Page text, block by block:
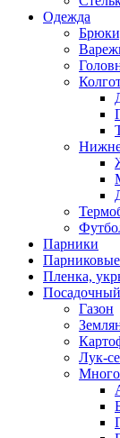
Одежда
Парники
Пленка,
Газон
Лук-